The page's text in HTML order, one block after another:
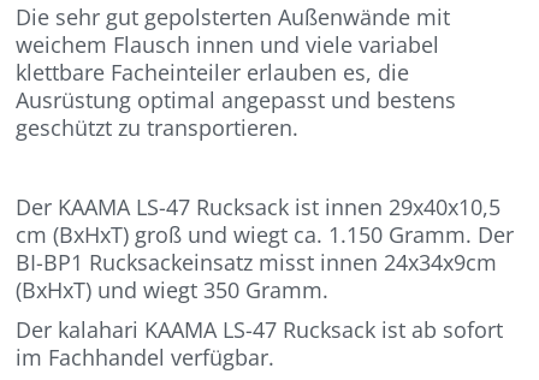
Die sehr gut gepolsterten Außenwände mit
weichem Flausch innen und viele variabel
klettbare Facheinteiler erlauben es, die
Ausrüstung optimal angepasst und bestens
geschützt zu transportieren.
Der KAAMA LS-47 Rucksack ist innen 29x40x10,5
cm (BxHxT) groß und wiegt ca. 1.150 Gramm. Der
BI-BP1 Rucksackeinsatz misst innen 24x34x9cm
(BxHxT) und wiegt 350 Gramm.
Der kalahari KAAMA LS-47 Rucksack ist ab sofort
im Fachhandel verfügbar.